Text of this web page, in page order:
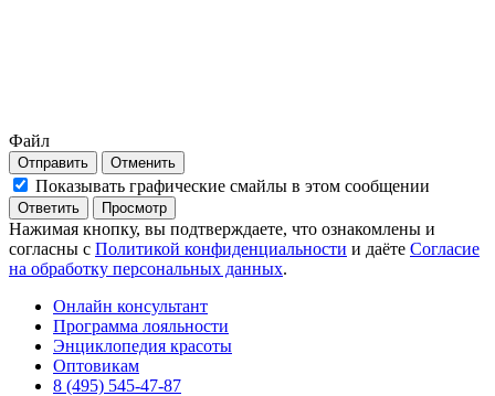
Файл
Отправить Отменить
Показывать графические смайлы в этом сообщении
Нажимая кнопку, вы подтверждаете, что ознакомлены и
согласны с Политикой конфиденциальности и даёте Согласие
на обработку персональных данных.
Онлайн консультант
Программа лояльности
Энциклопедия красоты
Оптовикам
8 (495) 545-47-87